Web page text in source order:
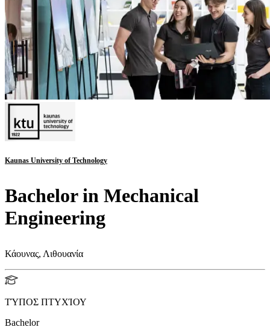
Kaunas University of Technology
Bachelor in Mechanical
Engineering
Κάουνας, Λιθουανία
ΤΎΠΟΣ ΠΤΥΧΊΟΥ
Bachelor